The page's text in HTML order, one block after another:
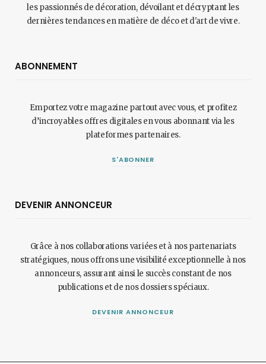
les passionnés de décoration, dévoilant et décryptant les
dernières tendances en matière de déco et d'art de vivre.
ABONNEMENT
Emportez votre magazine partout avec vous, et profitez
d’incroyables offres digitales en vous abonnant via les
plateformes partenaires.
S'ABONNER
DEVENIR ANNONCEUR
Grâce à nos collaborations variées et à nos partenariats
stratégiques, nous offrons une visibilité exceptionnelle à nos
annonceurs, assurant ainsi le succès constant de nos
publications et de nos dossiers spéciaux.
DEVENIR ANNONCEUR